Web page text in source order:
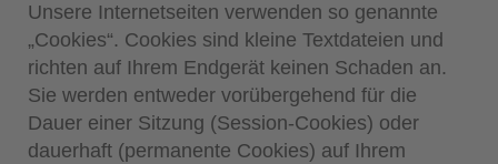
Unsere Internetseiten verwenden so genannte
„Cookies“. Cookies sind kleine Textdateien und
richten auf Ihrem Endgerät keinen Schaden an.
Sie werden entweder vorübergehend für die
Dauer einer Sitzung (Session-Cookies) oder
dauerhaft (permanente Cookies) auf Ihrem